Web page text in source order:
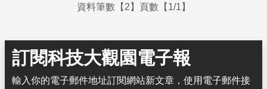
資料筆數【2】頁數【1/1】
訂閱科技大觀園電子報
輸入你的電子郵件地址訂閱網站新文章，使用電子郵件接